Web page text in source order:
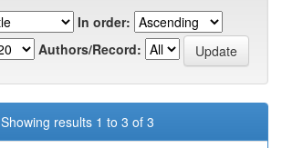
In order:
Authors/Record:
Showing results 1 to 3 of 3